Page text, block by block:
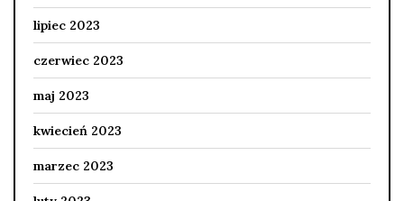
lipiec 2023
czerwiec 2023
maj 2023
kwiecień 2023
marzec 2023